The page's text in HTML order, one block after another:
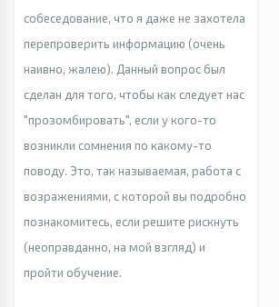
собеседование, что я даже не захотела
перепроверить информацию (очень
наивно, жалею). Данный вопрос был
сделан для того, чтобы как следует нас
"прозомбировать", если у кого-то
возникли сомнения по какому-то
поводу. Это, так называемая, работа с
возражениями, с которой вы подробно
познакомитесь, если решите рискнуть
(неоправданно, на мой взгляд) и
пройти обучение.